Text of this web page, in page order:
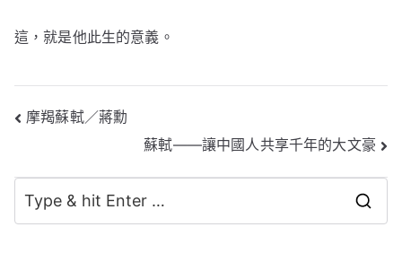
這，就是他此生的意義。
文
導
覽
摩羯蘇軾／蔣勳
蘇軾——讓中國人共享千年的大文豪